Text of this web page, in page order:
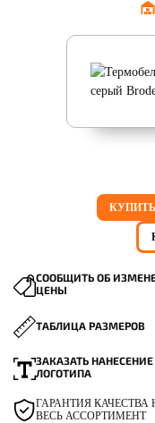
КУПИТЬ
СООБЩИТЬ ОБ
ЦЕНЫ
ТАБЛИЦА РАЗМЕРОВ
ЗАКАЗАТЬ НАНЕСЕНИЕ
ЛОГОТИПА
ГАРАНТИЯ КАЧЕСТВА
ВЕСЬ АССОРТИМЕНТ